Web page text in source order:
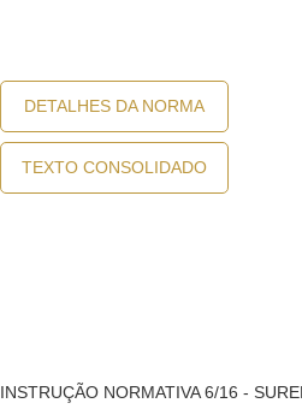
DETALHES DA NORMA
TEXTO CONSOLIDADO
INSTRUÇÃO NORMATIVA 6/16 -